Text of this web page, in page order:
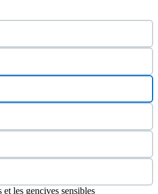
et les gencives sensibles